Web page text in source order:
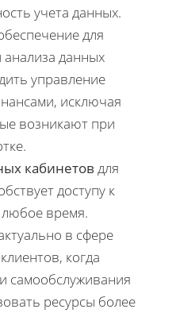
учета данных.
для
данных
управление
исключая
возникают при
кабинетов для
доступу к
время.
в сфере
когда
самообслуживания
ресурсы более